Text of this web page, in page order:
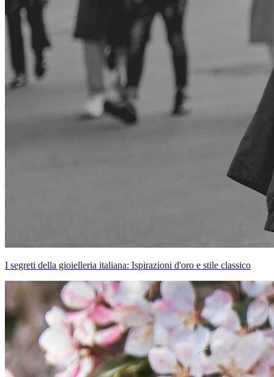
I segreti della gioielleria italiana: Ispirazioni d'oro e stile classico